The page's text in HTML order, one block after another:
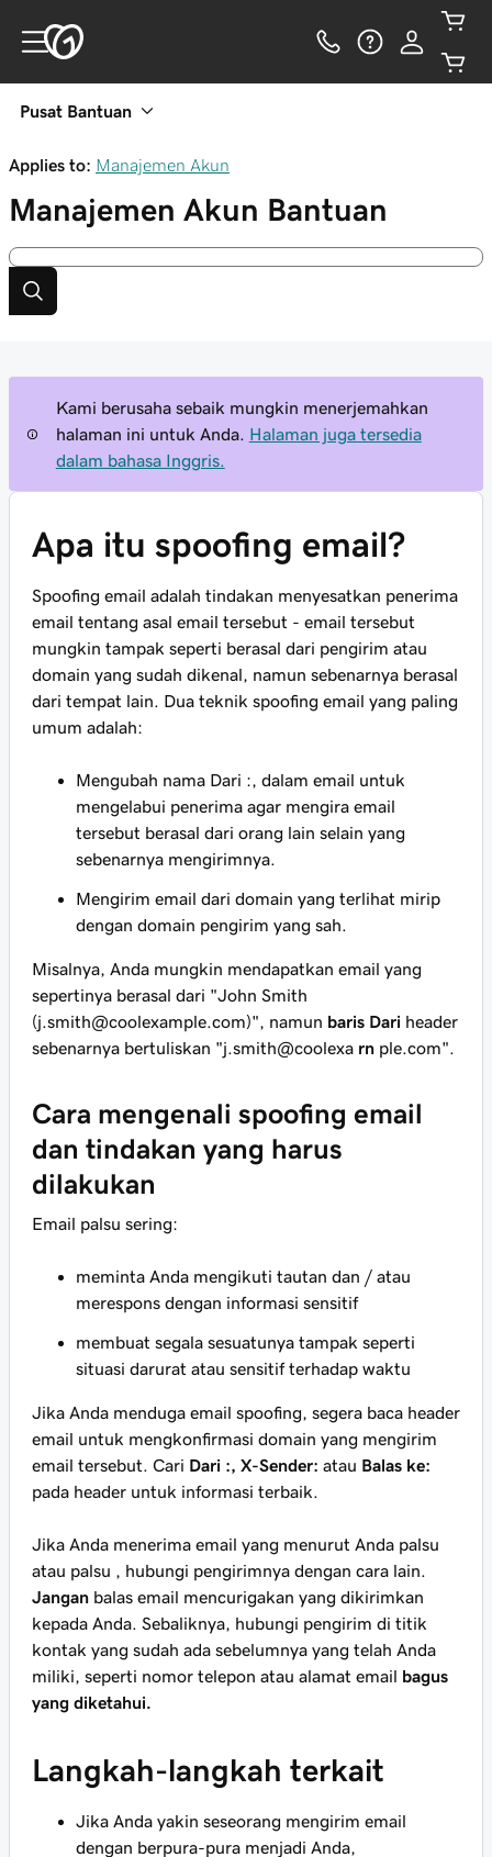
Pusat Bantuan
Applies to: Manajemen Akun
Manajemen Akun Bantuan
Kami berusaha sebaik mungkin menerjemahkan
halaman ini untuk Anda.
Halaman juga tersedia
dalam bahasa Inggris.
Apa itu spoofing email?
Spoofing email adalah tindakan menyesatkan penerima
email tentang asal email tersebut - email tersebut
mungkin tampak seperti berasal dari pengirim atau
domain yang sudah dikenal, namun sebenarnya berasal
dari tempat lain. Dua teknik spoofing email yang paling
umum adalah:
Mengubah nama Dari :, dalam email untuk
mengelabui penerima agar mengira email
tersebut berasal dari orang lain selain yang
sebenarnya mengirimnya.
Mengirim email dari domain yang terlihat mirip
dengan domain pengirim yang sah.
Misalnya, Anda mungkin mendapatkan email yang
sepertinya berasal dari "John Smith
(j.smith@coolexample.com)", namun baris Dari header
sebenarnya bertuliskan "j.smith@coolexa rn ple.com".
Cara mengenali spoofing email
dan tindakan yang harus
dilakukan
Email palsu sering:
meminta Anda mengikuti tautan dan / atau
merespons dengan informasi sensitif
membuat segala sesuatunya tampak seperti
situasi darurat atau sensitif terhadap waktu
Jika Anda menduga email spoofing, segera baca header
email untuk mengkonfirmasi domain yang mengirim
email tersebut. Cari Dari :, X-Sender: atau Balas ke:
pada header untuk informasi terbaik.
Jika Anda menerima email yang menurut Anda palsu
atau palsu , hubungi pengirimnya dengan cara lain.
Jangan balas email mencurigakan yang dikirimkan
kepada Anda. Sebaliknya, hubungi pengirim di titik
kontak yang sudah ada sebelumnya yang telah Anda
miliki, seperti nomor telepon atau alamat email bagus
yang diketahui.
Langkah-langkah terkait
Jika Anda yakin seseorang mengirim email
dengan berpura-pura menjadi Anda,